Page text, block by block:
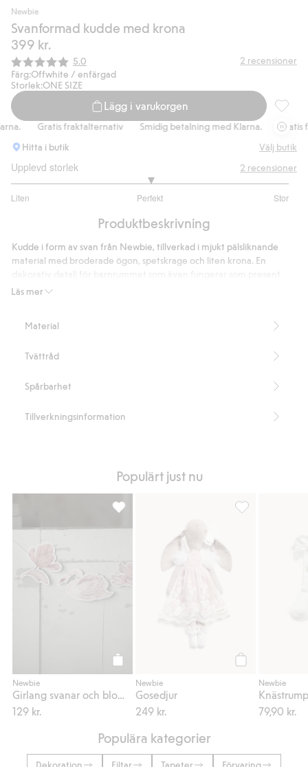
Newbie
Svanformad kudde med krona
399 kr.
Snittbetyg:
5.0 2 recensioner
Färg:Offwhite / enfärgad
Storlek:ONE SIZE
Lägg i varukorgen
Gratis fraktalternativ Smidig betalning med Klarna.
Gratis
Hitta i butik
Välj butik
Upplevd storlek
Liten Perfekt Stor
utav
2
betyg
2 recensioner
Produktbeskrivning
Läs mer
Kudde i form av svan från Newbie, tillverkad i mjukt pälsliknande
material med broderade ögon, spetskrage och liten krona. En
och inredningstips, försedd med Newbie-label.
Artikelnummer
Material
Tvättråd
Spårbarhet
Tillverkningsinformation
Populärt just nu
Köp
Newbie
129 kr.
Newbie
Gosedjur
249 kr.
Newbie
79,90 kr.
Populära kategorier
Dekoration Filtar Tapeter
Förvaring